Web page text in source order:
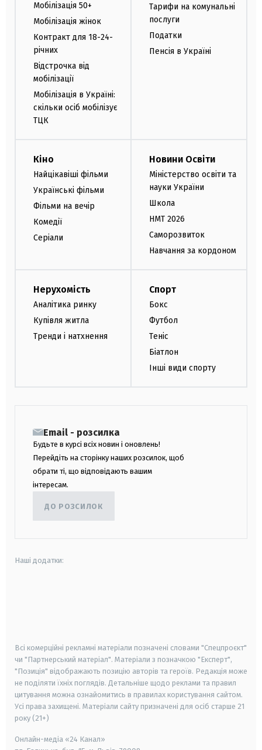
Мобілізація 50+
Мобілізація жінок
Контракт для 18-24-
річних
Відстрочка від
мобілізації
Мобілізація в Україні:
скільки осіб мобілізує
ТЦК
Тарифи на комунальні
послуги
Податки
Пенсія в Україні
Кіно
Найцікавіші фільми
Українські фільми
Фільми на вечір
Комедії
Серіали
Новини Освіти
Міністерство освіти та
науки України
Школа
НМТ 2026
Саморозвиток
Навчання за кордоном
Нерухомість
Аналітика ринку
Купівля житла
Тренди і натхнення
Спорт
Бокс
Футбол
Теніс
Біатлон
Інші види спорту
Email - розсилка
Будьте в курсі всіх новин і оновлень!
Перейдіть на сторінку наших розсилок, щоб
обрати ті, що відповідають вашим
інтересам.
ДО РОЗСИЛОК
Наші додатки:
Всі комерційні рекламні матеріали позначені словами "Спецпроєкт"
чи "Партнерський матеріал". Матеріали з позначкою "Експерт",
"Позиція" відображають позицію авторів та героїв. Редакція може
не поділяти їхніх поглядів. Детальніше щодо реклами та правил
цитування можна ознайомитись в правилах користування сайтом.
Усі права захищені. Матеріали сайту призначені для осіб старше 21
року (21+)
Онлайн-медіа «24 Канал»